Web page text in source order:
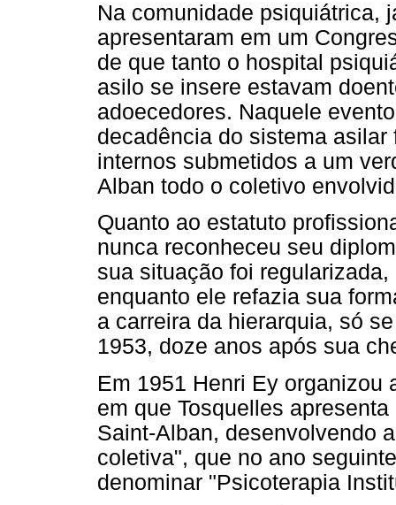
Na comunidade psiquiátrica,
apresentaram em um
de que tanto o hospital
asilo se insere estavam
adoecedores. Naquele
decadência do sistema
internos submetidos a um
Alban todo o coletivo
Quanto ao estatuto
nunca reconheceu seu
sua situação foi
enquanto ele refazia sua
a carreira da hierarquia, só
1953, doze anos após sua
Em 1951 Henri Ey organizou
em que Tosquelles
Saint-Alban, desenvolvendo
coletiva", que no ano
denominar "Psicoterapia